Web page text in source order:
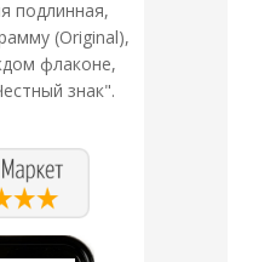
подлинная,
(Original),
флаконе,
знак".